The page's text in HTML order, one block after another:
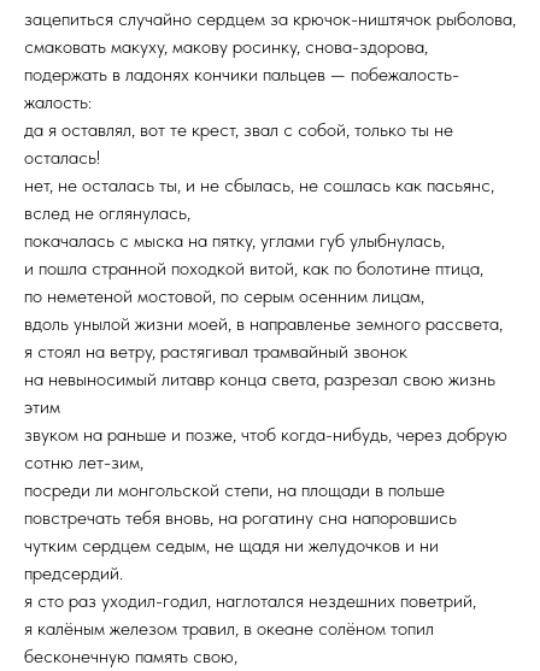
зацепиться случайно сердцем за крючок-ништячок рыболова,
смаковать макуху, макову росинку, снова-здорова,
подержать в ладонях кончики пальцев — побежалость-
жалость:
да я оставлял, вот те крест, звал с собой, только ты не
осталась!
нет, не осталась ты, и не сбылась, не сошлась как пасьянс,
вслед не оглянулась,
покачалась с мыска на пятку, углами губ улыбнулась,
и пошла странной походкой витой, как по болотине птица,
по неметеной мостовой, по серым осенним лицам,
вдоль унылой жизни моей, в направленье земного рассвета,
я стоял на ветру, растягивал трамвайный звонок
на невыносимый литавр конца света, разрезал свою жизнь
этим
звуком на раньше и позже, чтоб когда-нибудь, через добрую
сотню лет-зим,
посреди ли монгольской степи, на площади в польше
повстречать тебя вновь, на рогатину сна напоровшись
чутким сердцем седым, не щадя ни желудочков и ни
предсердий.
я сто раз уходил-годил, наглотался нездешних поветрий,
я калёным железом травил, в океане солёном топил
бесконечную память свою,